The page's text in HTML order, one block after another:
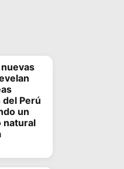
Perú
un
natural